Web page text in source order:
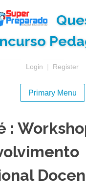
Login | Register
Primary Menu
: